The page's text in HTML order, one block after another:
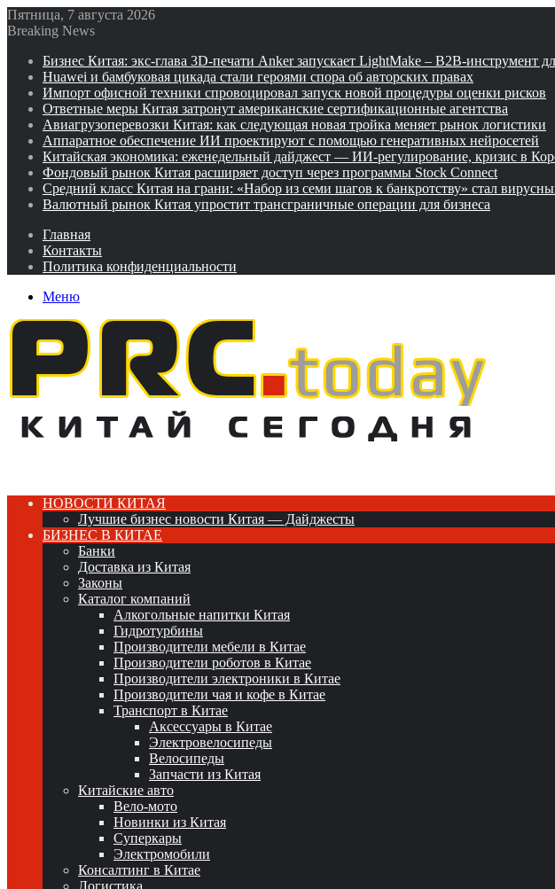
Пятница, 7 августа 2026
Breaking News
Бизнес Китая: экс-глава 3D-печати Anker запускает LightMake – B2B-инструмент
Huawei и бамбуковая цикада стали героями спора об авторских правах
Импорт офисной техники спровоцировал запуск новой процедуры оценки рисков
Ответные меры Китая затронут американские сертификационные агентства
Авиагрузоперевозки Китая: как следующая новая тройка меняет рынок логистики
Аппаратное обеспечение ИИ проектируют с помощью генеративных нейросетей
Китайская экономика: еженедельный дайджест — ИИ-регулирование, кризис в
Фондовый рынок Китая расширяет доступ через программы Stock Connect
Средний класс Китая на грани: «Набор из семи шагов к банкротству» стал
Валютный рынок Китая упростит трансграничные операции для бизнеса
Главная
Контакты
Политика конфиденциальности
Меню
НОВОСТИ КИТАЯ
Лучшие бизнес новости Китая — Дайджесты
БИЗНЕС В КИТАЕ
Банки
Доставка из Китая
Законы
Каталог компаний
Алкогольные напитки Китая
Гидротурбины
Производители мебели в Китае
Производители роботов в Китае
Производители электроники в Китае
Производители чая и кофе в Китае
Транспорт в Китае
Аксессуары в Китае
Электровелосипеды
Велосипеды
Запчасти из Китая
Китайские авто
Вело-мото
Новинки из Китая
Суперкары
Электромобили
Консалтинг в Китае
Логистика